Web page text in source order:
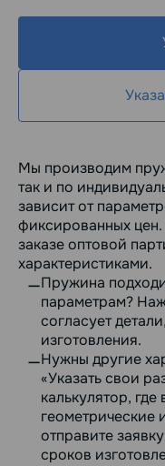
Мы производим
так и по
зависит от
фиксированных цен.
заказе оптовой
характеристиками.
Пружина
параметрам?
согласует
изготовления.
Нужны другие
«Указать свои
калькулятор,
геометрические
отправите
сроков